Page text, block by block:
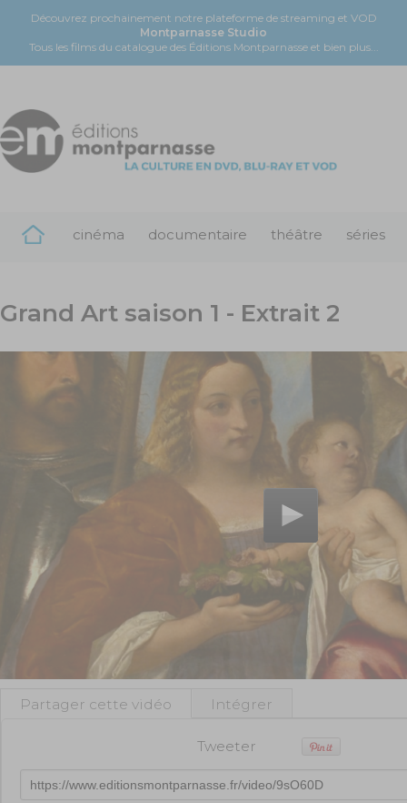
Découvrez prochainement notre plateforme de streaming et VOD
Montparnasse Studio
Tous les films du catalogue des Éditions Montparnasse et bien plus...
cinéma documentaire théâtre séries
Grand Art saison 1 - Extrait 2
Partager cette vidéo Intégrer
Tweeter